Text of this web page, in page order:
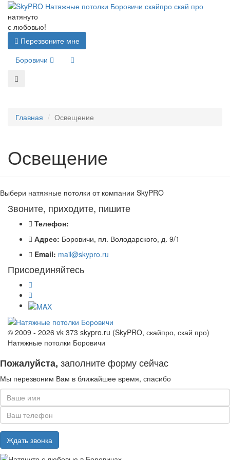
натянуто
с любовью!
Перезвоните мне
Боровичи
Главная Освещение
Освещение
Выбери натяжные потолки от компании SkyPRO
Звоните, приходите, пишите
Телефон:
Адрес: Боровичи, пл. Володарского, д. 9/1
Email: mail@skypro.ru
Присоединяйтесь
© 2009 - 2026 vk 373 skypro.ru (SkyPRO, скайпро, скай про)
Натяжные потолки Боровичи
Пожалуйста, заполните форму сейчас
Мы перезвоним Вам в ближайшее время, спасибо